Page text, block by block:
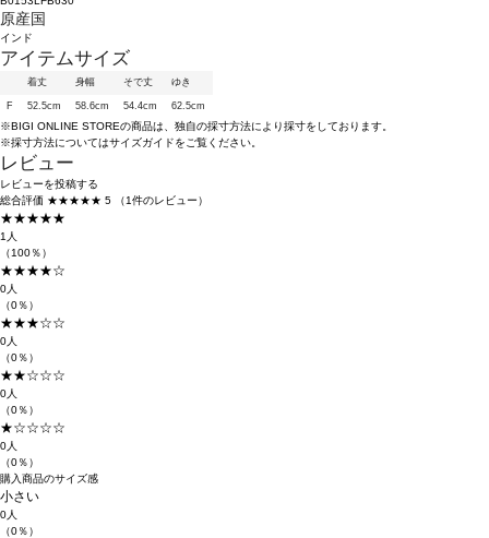
原産国
インド
アイテムサイズ
着丈 身幅 そで丈 ゆき
F 52.5cm 58.6cm 54.4cm 62.5cm
※BIGI ONLINE STOREの商品は、独自の採寸方法により採寸をしております。
※採寸方法についてはサイズガイドをご覧ください。
レビュー
レビューを投稿する
総合評価 ★★★★★ 5 （1件のレビュー）
★★★★★
1人
（100％）
★★★★☆
0人
（0％）
★★★☆☆
0人
（0％）
★★☆☆☆
0人
（0％）
★☆☆☆☆
0人
（0％）
購入商品のサイズ感
小さい
0人
（0％）